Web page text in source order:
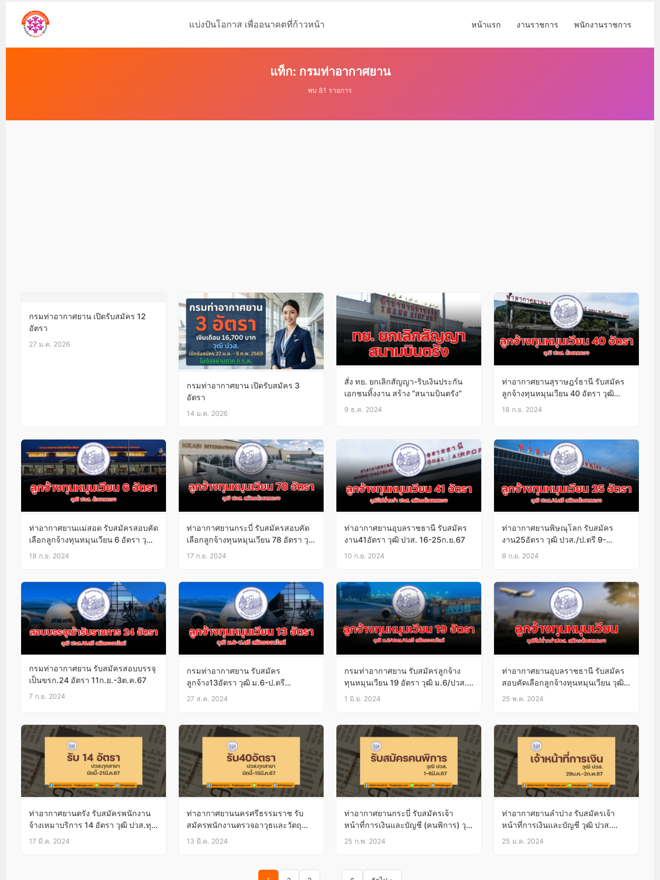
แบ่งปันโอกาส เพื่ออนาคตที่ก้าวหน้า หน้าแรก งานราชการ พนักงานราชการ
แท็ก: กรมท่าอากาศยาน
พบ 81 รายการ
กรมท่าอากาศยาน เปิดรับสมัคร 12
อัตรา
27 ม.ค. 2026
กรมท่าอากาศยาน เปิดรับสมัคร 3
อัตรา
14 ม.ค. 2026
สั่ง ทย. ยกเลิกสัญญา-ริบเงินประกัน
เอกชนทิ้งงาน สร้าง “สนามบินตรัง”
9 ธ.ค. 2024
ท่าอากาศยานสุราษฎร์ธานี รับสมัคร
ลูกจ้างทุนหมุนเวียน 40 อัตรา วุฒิ
ปวส./ป.ตรี บัดนี้-24ก.ย.67
18 ก.ย. 2024
ท่าอากาศยานแม่สอด รับสมัครสอบคัด
เลือกลูกจ้างทุนหมุนเวียน 6 อัตรา วุฒิ
ปวส. บัดนี้-23ก.ย.67
18 ก.ย. 2024
ท่าอากาศยานกระบี่ รับสมัครสอบคัด
เลือกลูกจ้างทุนหมุนเวียน 78 อัตรา วุฒิ
ปวส. บัดนี้-22ก.ย.67
17 ก.ย. 2024
ท่าอากาศยานอุบลราชธานี รับสมัคร
งาน41อัตรา วุฒิ ปวส. 16-25ก.ย.67
10 ก.ย. 2024
ท่าอากาศยานพิษณุโลก รับสมัคร
งาน25อัตรา วุฒิ ปวส./ป.ตรี 9-
13ก.ย.67
8 ก.ย. 2024
กรมท่าอากาศยาน รับสมัครสอบบรรจุ
เป็นขรก.24 อัตรา 11ก.ย.-3ต.ค.67
7 ก.ย. 2024
กรมท่าอากาศยาน รับสมัคร
ลูกจ้าง13อัตรา วุฒิ ม.6-ป.ตรี
บัดนี้-2ก.ย.67
27 ส.ค. 2024
กรมท่าอากาศยาน รับสมัครลูกจ้าง
ทุนหมุนเวียน 19 อัตรา วุฒิ ม.6/ปวส./
ป.ตรี บัดนี้ – 4มิ.ย.67
1 มิ.ย. 2024
ท่าอากาศยานอุบลราชธานี รับสมัคร
สอบคัดเลือกลูกจ้างทุนหมุนเวียน วุฒิ
ไม่ต่ำกว่าปวส. บัดนี้-31พ.ค.67
25 พ.ค. 2024
ท่าอากาศยานตรัง รับสมัครพนักงาน
จ้างเหมาบริการ 14 อัตรา วุฒิ ปวส.ทุก
สาขา บัดนี้-21มี.ค.67
17 มี.ค. 2024
ท่าอากาศยานนครศรีธรรมราช รับ
สมัครพนักงานตรวจอาวุธและวัตถุ
อันตราย 40 อัตรา วุฒิ ปวส.ทุกสาขา
13 มี.ค. 2024
ท่าอากาศยานกระบี่ รับสมัครเจ้า
หน้าที่การเงินและบัญชี (คนพิการ) วุฒิ
ปวส. 1-6มี.ค.67
25 ก.พ. 2024
ท่าอากาศยานลําปาง รับสมัครเจ้า
หน้าที่การเงินและบัญชี วุฒิ ปวส.
29ม.ค.-2ก.พ.67
25 ม.ค. 2024